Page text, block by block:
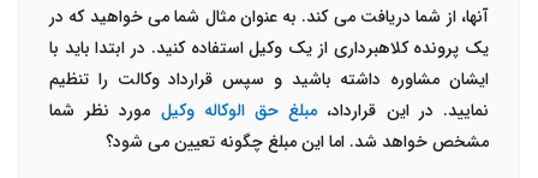
آنها، از شما دریافت می کند. به عنوان مثال شما می خواهید که در
یک پرونده کلاهبرداری از یک وکیل استفاده کنید. در ابتدا باید با
ایشان مشاوره داشته باشید و سپس قرارداد وکالت را تنظیم
نمایید. در این قرارداد، مبلغ حق الوکاله وکیل مورد نظر شما
مشخص خواهد شد. اما این مبلغ چگونه تعیین می شود؟